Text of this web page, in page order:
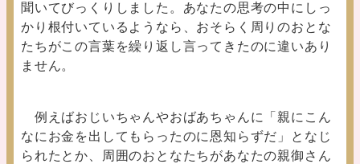
聞いてびっくりしました。あなたの思考の中にしっ
かり根付いているようなら、おそらく周りのおとな
たちがこの言葉を繰り返し言ってきたのに違いあり
ません。
例えばおじいちゃんやおばあちゃんに「親にこん
なにお金を出してもらったのに恩知らずだ」となじ
られたとか、周囲のおとなたちがあなたの親御さん